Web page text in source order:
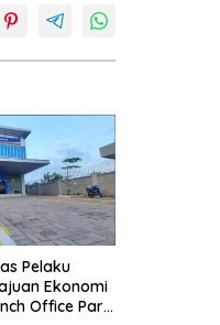
Pelaku
Ekonomi
Office Pare